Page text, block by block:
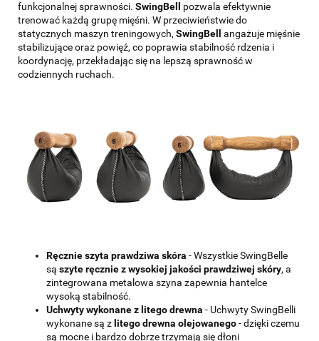
funkcjonalnej sprawności. SwingBell
pozwala efektywnie
trenować każdą grupę mięśni. W przeciwieństwie do
statycznych maszyn treningowych, SwingBell
angażuje mięśnie
stabilizujące oraz powięź, co poprawia stabilność rdzenia i
koordynację, przekładając się na lepszą sprawność w
codziennych ruchach.
Ręcznie szyta prawdziwa skóra - Wszystkie SwingBelle
są szyte ręcznie z wysokiej jakości prawdziwej skóry, a
zintegrowana metalowa szyna zapewnia hantelce
wysoką stabilność.
Uchwyty wykonane z litego drewna - Uchwyty SwingBelli
wykonane są z litego drewna olejowanego- dzięki czemu
są mocne i bardzo dobrze trzymają się dłoni